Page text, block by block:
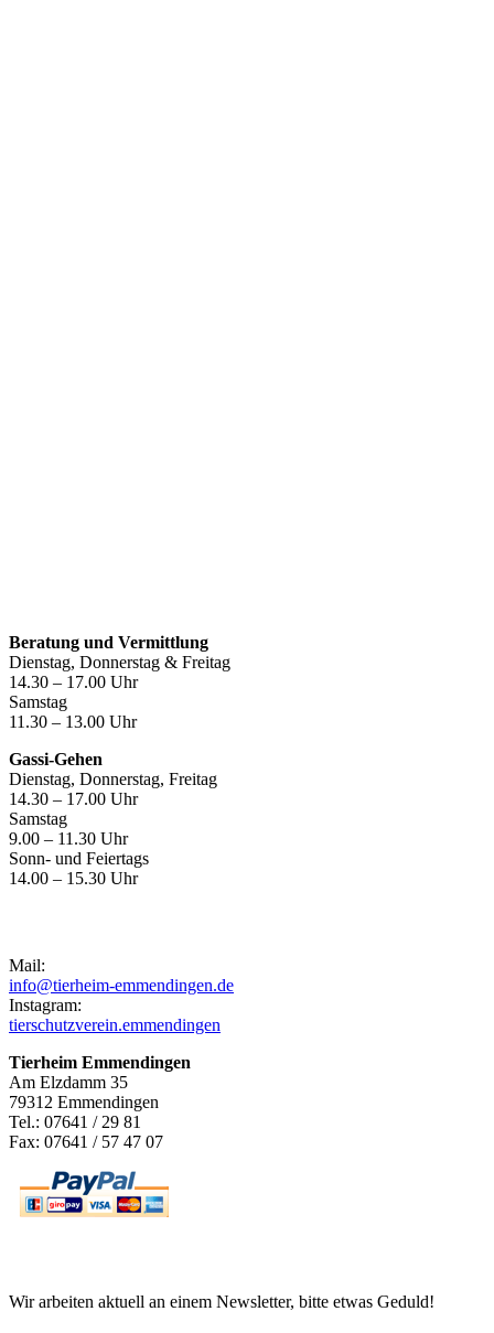
Beratung und Vermittlung
Dienstag, Donnerstag & Freitag
14.30 – 17.00 Uhr
Samstag
11.30 – 13.00 Uhr
Gassi-Gehen
Dienstag, Donnerstag, Freitag
14.30 – 17.00 Uhr
Samstag
9.00 – 11.30 Uhr
Sonn- und Feiertags
14.00 – 15.30 Uhr
Mail:
info@tierheim-emmendingen.de
Instagram:
tierschutzverein.emmendingen
Tierheim Emmendingen
Am Elzdamm 35
79312 Emmendingen
Tel.: 07641 / 29 81
Fax: 07641 / 57 47 07
Wir arbeiten aktuell an einem Newsletter, bitte etwas Geduld!